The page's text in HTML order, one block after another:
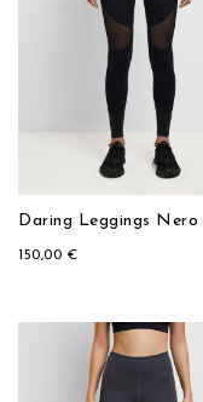
Daring Leggings Nero
150,00 €